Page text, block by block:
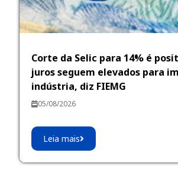
Corte da Selic para 14% é
juros seguem elevados para
indústria, diz FIEMG
05/08/2026
Leia mais